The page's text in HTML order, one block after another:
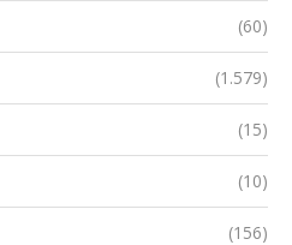
(60)
(1.579)
(15)
(10)
(156)